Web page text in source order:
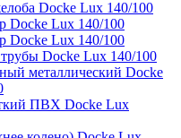
Docke Lux 140/100
Docke Lux 140/100
Docke Lux 140/100
Docke Lux 140/100
металлический Docke
ПВХ Docke Lux